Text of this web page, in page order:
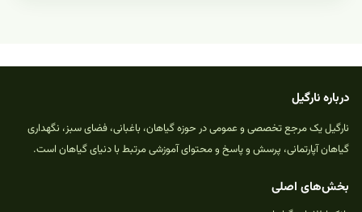
درباره نارگیل
نارگیل یک مرجع تخصصی و عمومی در حوزه گیاهان، باغبانی، فضای سبز، نگهداری
گیاهان آپارتمانی، پرسش و پاسخ و محتوای آموزشی مرتبط با دنیای گیاهان است.
بخش‌های اصلی